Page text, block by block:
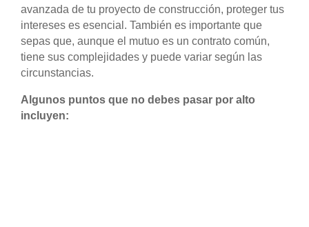
avanzada de tu proyecto de construcción, proteger tus
intereses es esencial. También es importante que
sepas que, aunque el mutuo es un contrato común,
tiene sus complejidades y puede variar según las
circunstancias.
Algunos puntos que no debes pasar por alto
incluyen: